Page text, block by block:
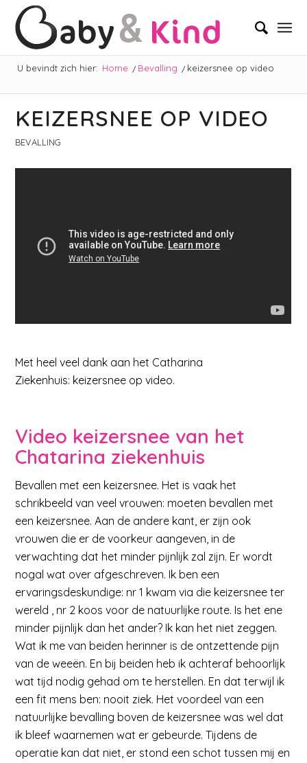
U bevindt zich hier: Home / Bevalling / keizersnee op video
KEIZERSNEE OP VIDEO
BEVALLING
Met heel veel dank aan het Catharina
Ziekenhuis: keizersnee op video.
Video keizersnee van het
Chatarina ziekenhuis
Bevallen met een keizersnee. Het is vaak het
schrikbeeld van veel vrouwen: moeten bevallen met
een keizersnee. Aan de andere kant, er zijn ook
vrouwen die er de voorkeur aangeven, in de
verwachting dat het minder pijnlijk zal zijn. Er wordt
nogal wat over afgeschreven. Ik ben een
ervaringsdeskundige: nr 1 kwam via die keizersnee ter
wereld , nr 2 koos voor de natuurlijke route. Is het ene
minder pijnlijk dan het ander? Ik kan het niet zeggen.
Wat ik me van beiden herinner is de ontzettende pijn
van de weeën. En bij beiden heb ik achteraf behoorlijk
wat tijd nodig gehad om te herstellen. En dat terwijl ik
een fit mens ben: nooit ziek. Het voordeel van een
natuurlijke bevalling boven de keizersnee was wel dat
ik bleef waarnemen wat er gebeurde. Tijdens de
operatie kan dat niet, er stond een schot tussen mij en